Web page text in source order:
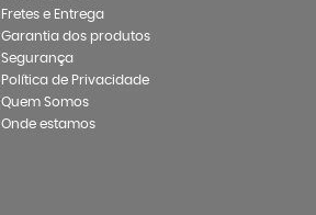
Fretes e Entrega
Garantia dos produtos
Segurança
Política de Privacidade
Quem Somos
Onde estamos